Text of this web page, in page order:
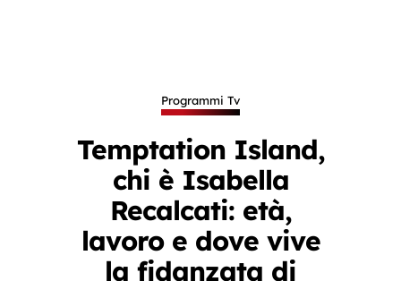
Programmi Tv
Temptation Island,
chi è Isabella
Recalcati: età,
lavoro e dove vive
la fidanzata di